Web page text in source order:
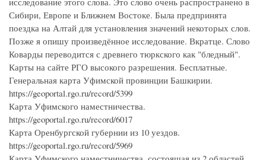
Сибири, Европе и Ближнем Востоке. Была предпринята
поездка на Алтай для установления значений некоторых слов.
Позже я опишу произведённое исследование. Вкратце. Слово
Коварды переводится с древнего тюркского как "бледный".
Карты на сайте РГО высокого разрешения. Бесплатные.
Генеральная карта Уфимской провинции Башкирии.
https://geoportal.rgo.ru/record/5399
Карта Уфимского наместничества.
https://geoportal.rgo.ru/record/6017
Карта Оренбургской губернии из 10 уездов.
https://geoportal.rgo.ru/record/5969